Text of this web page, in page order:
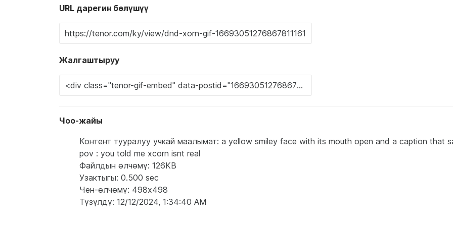
URL дарегин бөлүшүү
Жалгаштыруу
Чоо-жайы
Контент тууралуу учкай маалымат: a yellow smiley face with its mouth open and a caption that
pov : you told me xcorn isnt real
Файлдын өлчөмү: 126KB
Узактыгы: 0.500 sec
Чен-өлчөмү: 498x498
Түзүлдү: 12/12/2024, 1:34:40 AM